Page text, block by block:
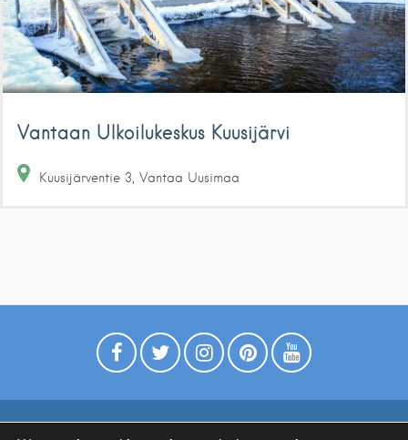
Vantaan Ulkoilukeskus Kuusijärvi
Kuusijärventie 3 Vantaa Uusimaa